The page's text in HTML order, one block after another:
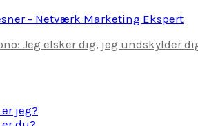
Jeg elsker dig, jeg undskylder
jeg?